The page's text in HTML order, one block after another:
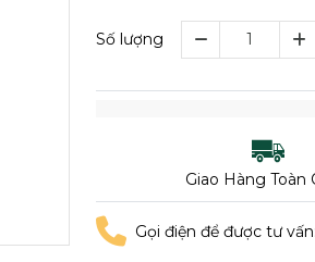
Số lượng
Giao Hàng Toàn
Gọi điện để được tư vấn: